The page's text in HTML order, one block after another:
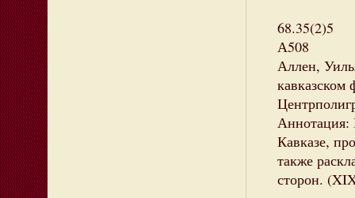
68.35(2)5
А508
Аллен,
Аннотация:
Кавказе,
также
сторон.